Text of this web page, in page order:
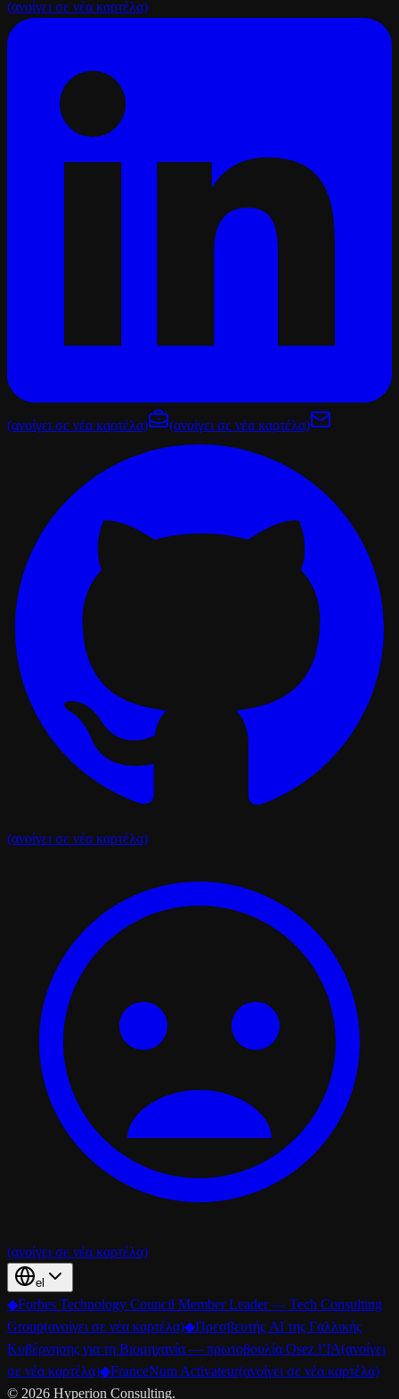
(ανοίγει σε νέα καρτέλα)
(ανοίγει σε νέα καρτέλα) (ανοίγει σε νέα καρτέλα)
(ανοίγει σε νέα καρτέλα)
(ανοίγει σε νέα καρτέλα)
el
◆Forbes Technology Council Member Leader — Tech Consulting
Group(ανοίγει σε νέα καρτέλα)◆Πρεσβευτής AI της Γαλλικής
Κυβέρνησης για τη Βιομηχανία — πρωτοβουλία Osez l’IA(ανοίγει
σε νέα καρτέλα)◆FranceNum Activateur(ανοίγει σε νέα καρτέλα)
© 2026 Hyperion Consulting.